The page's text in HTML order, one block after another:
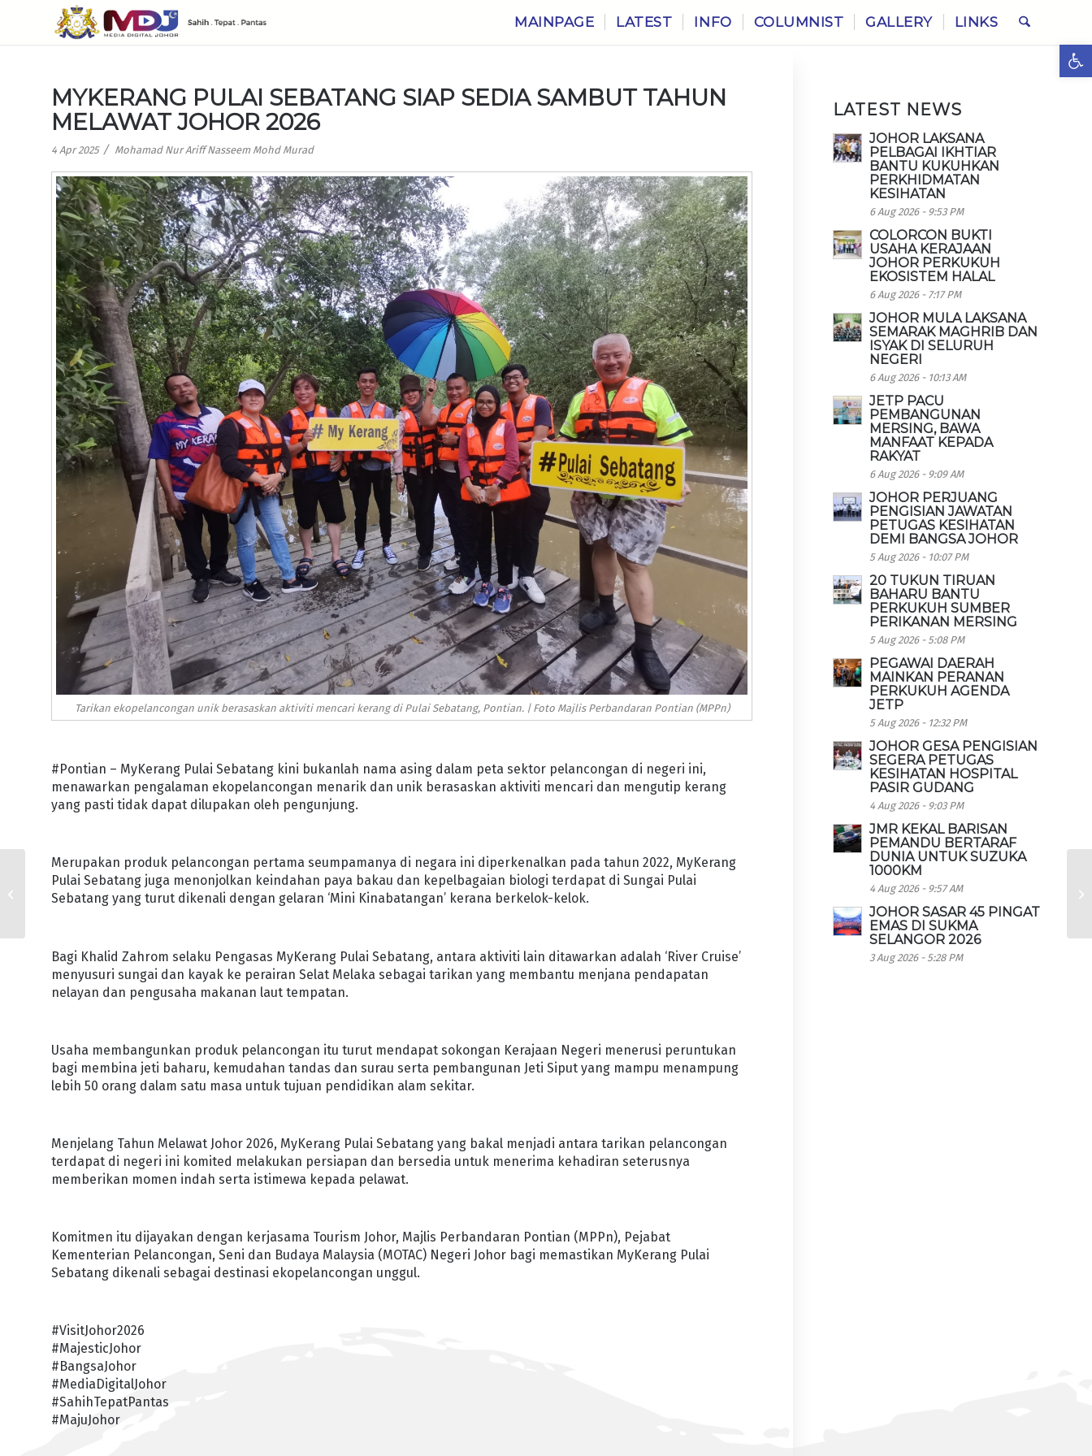
MAINPAGE LATEST INFO COLUMNIST GALLERY LINKS
MYKERANG PULAI SEBATANG SIAP SEDIA SAMBUT TAHUN
MELAWAT JOHOR 2026
4 Apr 2025 / Mohamad Nur Ariff Nasseem Mohd Murad
Tarikan ekopelancongan unik berasaskan aktiviti mencari kerang di Pulai Sebatang, Pontian. | Foto Majlis Perbandaran Pontian (MPPn)
#Pontian – MyKerang Pulai Sebatang kini bukanlah nama asing dalam peta sektor pelancongan di negeri ini,
menawarkan pengalaman ekopelancongan menarik dan unik berasaskan aktiviti mencari dan mengutip kerang
yang pasti tidak dapat dilupakan oleh pengunjung.
Merupakan produk pelancongan pertama seumpamanya di negara ini diperkenalkan pada tahun 2022, MyKerang
Pulai Sebatang juga menonjolkan keindahan paya bakau dan kepelbagaian biologi terdapat di Sungai Pulai
Sebatang yang turut dikenali dengan gelaran ‘Mini Kinabatangan’ kerana berkelok-kelok.
Bagi Khalid Zahrom selaku Pengasas MyKerang Pulai Sebatang, antara aktiviti lain ditawarkan adalah ‘River Cruise’
menyusuri sungai dan kayak ke perairan Selat Melaka sebagai tarikan yang membantu menjana pendapatan
nelayan dan pengusaha makanan laut tempatan.
Usaha membangunkan produk pelancongan itu turut mendapat sokongan Kerajaan Negeri menerusi peruntukan
bagi membina jeti baharu, kemudahan tandas dan surau serta pembangunan Jeti Siput yang mampu menampung
lebih 50 orang dalam satu masa untuk tujuan pendidikan alam sekitar.
Menjelang Tahun Melawat Johor 2026, MyKerang Pulai Sebatang yang bakal menjadi antara tarikan pelancongan
terdapat di negeri ini komited melakukan persiapan dan bersedia untuk menerima kehadiran seterusnya
memberikan momen indah serta istimewa kepada pelawat.
Komitmen itu dijayakan dengan kerjasama Tourism Johor, Majlis Perbandaran Pontian (MPPn), Pejabat
Kementerian Pelancongan, Seni dan Budaya Malaysia (MOTAC) Negeri Johor bagi memastikan MyKerang Pulai
Sebatang dikenali sebagai destinasi ekopelancongan unggul.
#VisitJohor2026
#MajesticJohor
#BangsaJohor
#MediaDigitalJohor
#SahihTepatPantas
#MajuJohor
LATEST NEWS
JOHOR LAKSANA
PELBAGAI IKHTIAR
BANTU KUKUHKAN
PERKHIDMATAN
KESIHATAN
6 Aug 2026 - 9:53 PM
COLORCON BUKTI
USAHA KERAJAAN
JOHOR PERKUKUH
EKOSISTEM HALAL
6 Aug 2026 - 7:17 PM
JOHOR MULA LAKSANA
SEMARAK MAGHRIB DAN
ISYAK DI SELURUH
NEGERI
6 Aug 2026 - 10:13 AM
JETP PACU
PEMBANGUNAN
MERSING, BAWA
MANFAAT KEPADA
RAKYAT
6 Aug 2026 - 9:09 AM
JOHOR PERJUANG
PENGISIAN JAWATAN
PETUGAS KESIHATAN
DEMI BANGSA JOHOR
5 Aug 2026 - 10:07 PM
20 TUKUN TIRUAN
BAHARU BANTU
PERKUKUH SUMBER
PERIKANAN MERSING
5 Aug 2026 - 5:08 PM
PEGAWAI DAERAH
MAINKAN PERANAN
PERKUKUH AGENDA
JETP
5 Aug 2026 - 12:32 PM
JOHOR GESA PENGISIAN
SEGERA PETUGAS
KESIHATAN HOSPITAL
PASIR GUDANG
4 Aug 2026 - 9:03 PM
JMR KEKAL BARISAN
PEMANDU BERTARAF
DUNIA UNTUK SUZUKA
1000KM
4 Aug 2026 - 9:57 AM
JOHOR SASAR 45 PINGAT
EMAS DI SUKMA
SELANGOR 2026
3 Aug 2026 - 5:28 PM
GERAN KOMUNITI IPRK
MENINGKAT KEPADA